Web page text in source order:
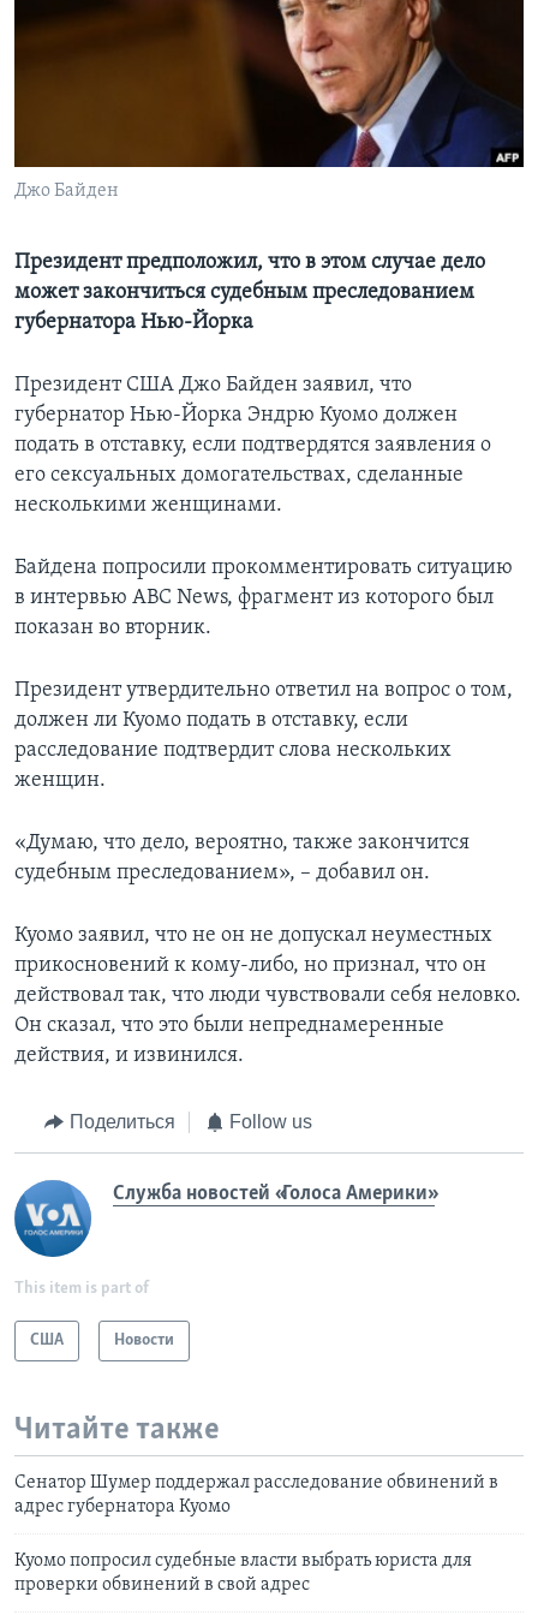
Джо Байден
Президент предположил, что в этом случае дело
может закончиться судебным преследованием
губернатора Нью-Йорка
Президент США Джо Байден заявил, что
губернатор Нью-Йорка Эндрю Куомо должен
подать в отставку, если подтвердятся заявления о
его сексуальных домогательствах, сделанные
несколькими женщинами.
Байдена попросили прокомментировать ситуацию
в интервью ABC News, фрагмент из которого был
показан во вторник.
Президент утвердительно ответил на вопрос о том,
должен ли Куомо подать в отставку, если
расследование подтвердит слова нескольких
женщин.
«Думаю, что дело, вероятно, также закончится
судебным преследованием», – добавил он.
Куомо заявил, что не он не допускал неуместных
прикосновений к кому-либо, но признал, что он
действовал так, что люди чувствовали себя неловко.
Он сказал, что это были непреднамеренные
действия, и извинился.
Поделиться Follow us
Служба новостей «Голоса Америки»
This item is part of
США Новости
Читайте также
Сенатор Шумер поддержал расследование обвинений в
адрес губернатора Куомо
Куомо попросил судебные власти выбрать юриста для
проверки обвинений в свой адрес